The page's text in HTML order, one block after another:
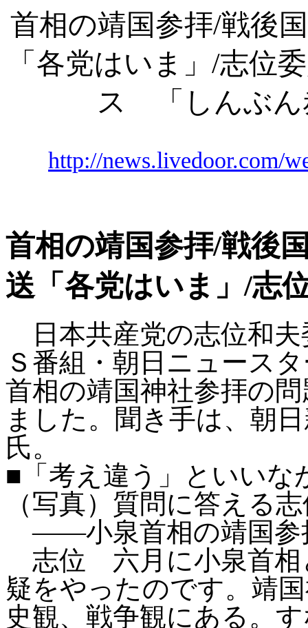
首相の靖国参拝/戦後
「各党はいま」/志
ス 「しんぶん
http://news.livedoor.com/
首相の靖国参拝/戦後
送「各党はいま」/志
日本共産党の志位和夫
Ｓ番組・朝日ニュース
首相の靖国神社参拝の
ました。聞き手は、朝
氏。
■「考え違う」といいな
（写真）質問に答える
――小泉首相の靖国参
志位 六月に小泉首相
疑をやったのです。靖
史観、戦争観にある。